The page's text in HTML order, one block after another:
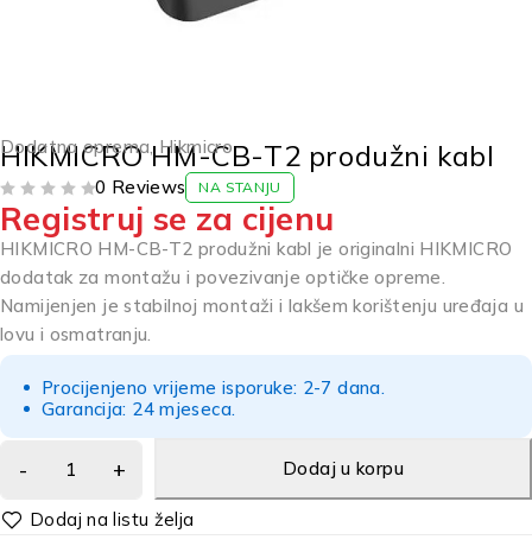
Dodatna oprema, Hikmicro
HIKMICRO HM-CB-T2 produžni kabl
0 Reviews NA STANJU
Registruj se za cijenu
HIKMICRO HM-CB-T2 produžni kabl je originalni HIKMICRO
dodatak za montažu i povezivanje optičke opreme.
Namijenjen je stabilnoj montaži i lakšem korištenju uređaja u
lovu i osmatranju.
Procijenjeno vrijeme isporuke: 2-7 dana.
Garancija: 24 mjeseca.
Dodaj u korpu
Alternative: